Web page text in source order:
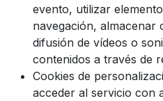
evento, utilizar
navegación, almacenar
difusión de vídeos o
contenidos a través de
Cookies de
acceder al servicio con